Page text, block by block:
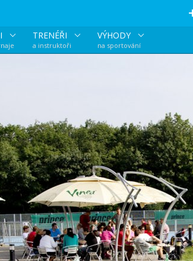
TRENÉŘI
a instruktoři
VÝHODY
na sportování